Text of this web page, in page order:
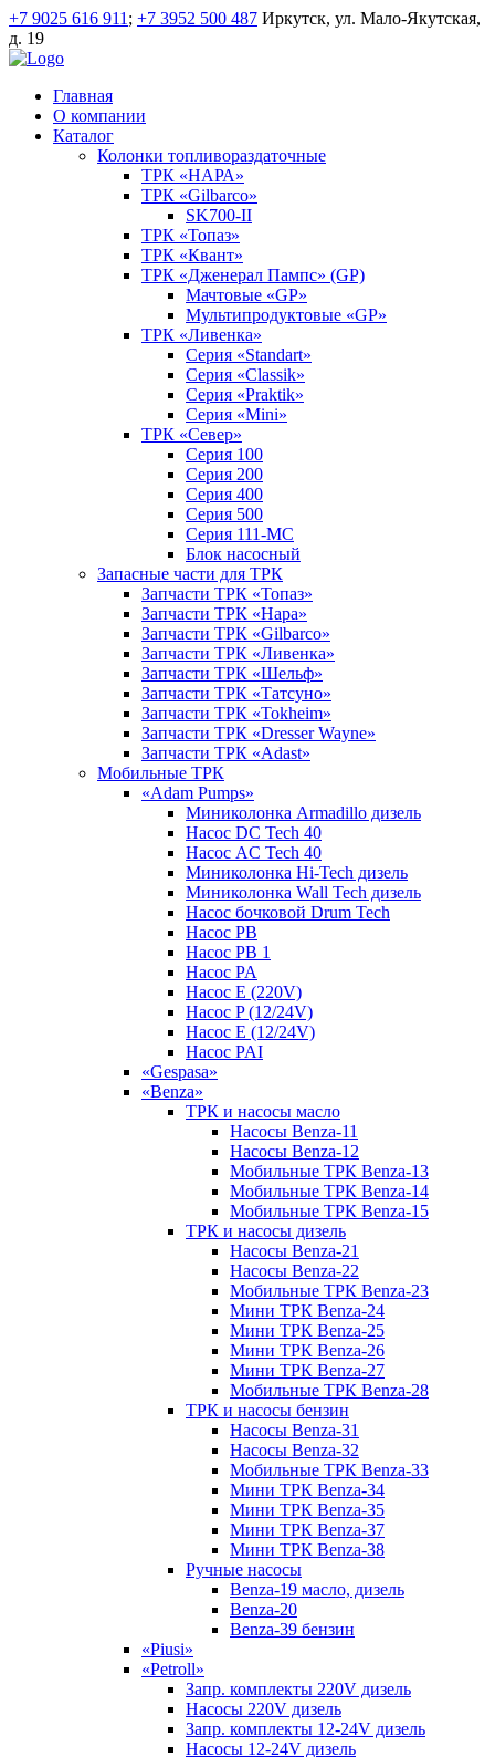
+7 9025 616 911 ; +7 3952 500 487 Иркутск, ул. Мало-Якутская,
д. 19
Главная
О компании
Каталог
Колонки топливораздаточные
ТРК «НАРА»
ТРК «Gilbarco»
SK700-II
ТРК «Топаз»
ТРК «Квант»
ТРК «Дженерал Пампс» (GP)
Мачтовые «GP»
Мультипродуктовые «GP»
ТРК «Ливенка»
Серия «Standart»
Серия «Classik»
Серия «Praktik»
Серия «Mini»
ТРК «Север»
Серия 100
Серия 200
Серия 400
Серия 500
Серия 111-МС
Блок насосный
Запасные части для ТРК
Запчасти ТРК «Топаз»
Запчасти ТРК «Нара»
Запчасти ТРК «Gilbarco»
Запчасти ТРК «Ливенка»
Запчасти ТРК «Шельф»
Запчасти ТРК «Татсуно»
Запчасти ТРК «Tokheim»
Запчасти ТРК «Dresser Wayne»
Запчасти ТРК «Adast»
Мобильные ТРК
«Adam Pumps»
Миниколонка Armadillo дизель
Насос DC Tech 40
Насос AC Tech 40
Миниколонка Hi-Tech дизель
Миниколонка Wall Tech дизель
Насос бочковой Drum Tech
Насос PB
Насос PB 1
Насос PA
Насос E (220V)
Насос P (12/24V)
Насос E (12/24V)
Насос PAI
«Gespasa»
«Benza»
ТРК и насосы масло
Насосы Benza-11
Насосы Benza-12
Мобильные ТРК Benza-13
Мобильные ТРК Benza-14
Мобильные ТРК Benza-15
ТРК и насосы дизель
Насосы Benza-21
Насосы Benza-22
Мобильные ТРК Benza-23
Мини ТРК Benza-24
Мини ТРК Benza-25
Мини ТРК Benza-26
Мини ТРК Benza-27
Мобильные ТРК Benza-28
ТРК и насосы бензин
Насосы Benza-31
Насосы Benza-32
Мобильные ТРК Benza-33
Мини ТРК Benza-34
Мини ТРК Benza-35
Мини ТРК Benza-37
Мини ТРК Benza-38
Ручные насосы
Benza-19 масло, дизель
Benza-20
Benza-39 бензин
«Piusi»
«Petroll»
Запр. комплекты 220V дизель
Насосы 220V дизель
Запр. комплекты 12-24V дизель
Насосы 12-24V дизель